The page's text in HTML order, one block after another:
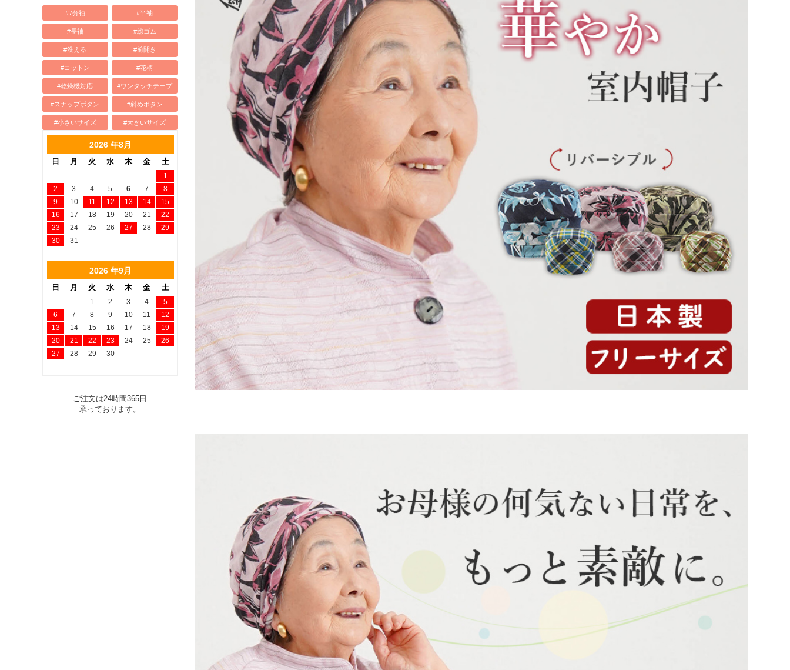
#7分袖 #半袖
#長袖 #総ゴム
#洗える #前開き
#コットン #花柄
#乾燥機対応 #ワンタッチテープ
#スナップボタン #斜めボタン
#小さいサイズ #大きいサイズ
2026 年8月
日 月 火 水 木 金 土
1
2
3 4 5 6 7
8
9
10 11 12 13 14
15
16
17 18 19 20 21
22
23
24 25 26 27 28
29
30
31
2026 年9月
日 月 火 水 木 金 土
1 2 3 4
5
6
7 8 9 10 11
12
13
14 15 16 17 18
19
20
21 22 23 24 25
26
27
28 29 30
ご注文は24時間365日
承っております。